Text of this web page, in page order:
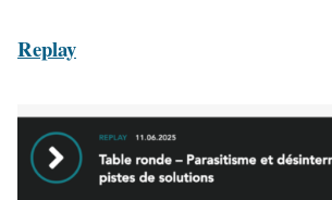
Replay